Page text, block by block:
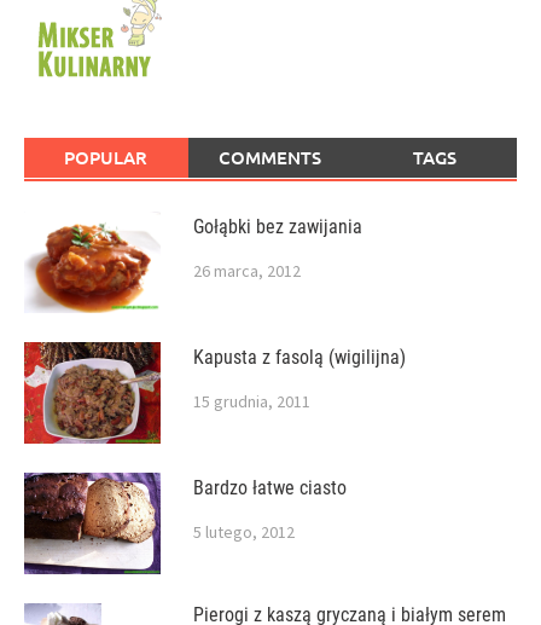
POPULAR COMMENTS TAGS
Gołąbki bez zawijania
26 marca, 2012
Kapusta z fasolą (wigilijna)
15 grudnia, 2011
Bardzo łatwe ciasto
5 lutego, 2012
Pierogi z kaszą gryczaną i białym serem